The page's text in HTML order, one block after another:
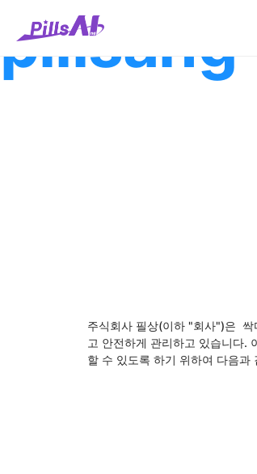
로
건pillsang
주식회사 필상(이하 "회사")은
고 안전하게 관리하고 있습니다.
할 수 있도록 하기 위하여 다음과